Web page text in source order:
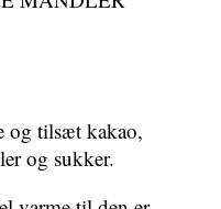
og tilsæt kakao,
og sukker.